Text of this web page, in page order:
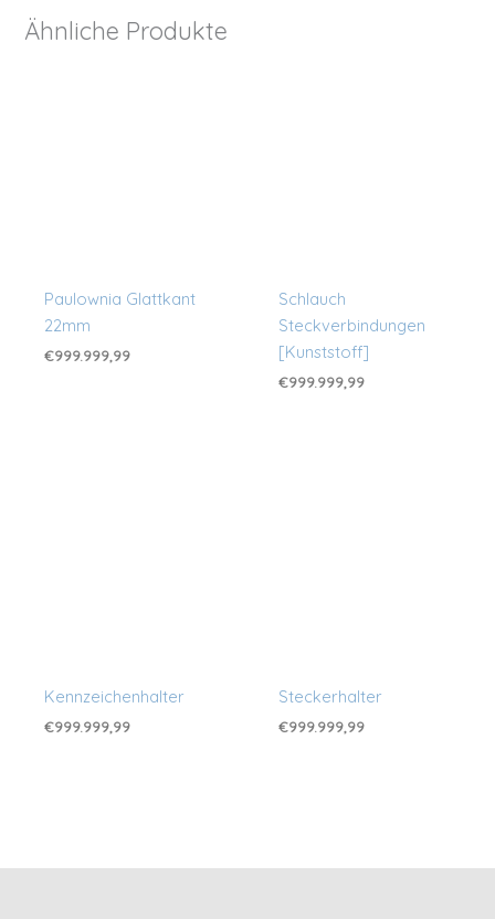
Ähnliche Produkte
Paulownia Glattkant
22mm
€999.999,99
Schlauch
Steckverbindungen
[Kunststoff]
€999.999,99
Kennzeichenhalter
€999.999,99
Steckerhalter
€999.999,99